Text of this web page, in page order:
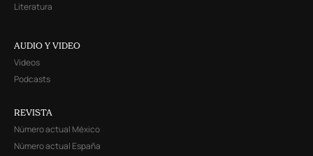
Literatura
AUDIO Y VIDEO
Videos
Podcasts
REVISTA
Número actual México
Número actual España